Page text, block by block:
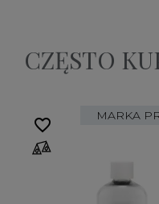
CZĘSTO
MARKA
favorite_border